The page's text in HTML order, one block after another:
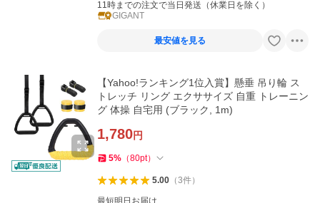
11時までの注文で当日発送（休業日を除く）
GIGANT
最安値を見る
【Yahoo!ランキング1位入賞】懸垂 吊り輪 ス
トレッチ リング エクササイズ 自重 トレーニン
グ 体操 自宅用 (ブラック, 1m)
1,780円
5% （80pt）
5.00（3件）
最短明日お届け